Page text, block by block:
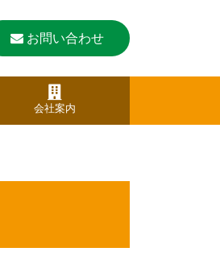
お問い合わせ
会社案内